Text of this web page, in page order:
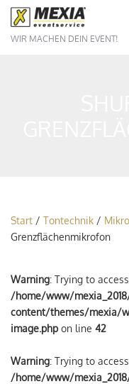
WIR MACHEN DEIN EVENT!
Start / Tontechnik /
Grenzflächenmikrofon
Warning: Trying to
/home/www/
content/themes/mexia/
image.phpon line 42
Warning: Trying to
/home/www/